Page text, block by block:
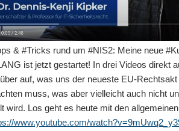
& #Tricks rund um #NIS2: Meine neue
ist jetzt gestartet! In drei Videos direkt
auf, was uns der neueste EU-
muss, was aber vielleicht auch nicht
wird. Los geht es heute mit den
www.youtube.com/